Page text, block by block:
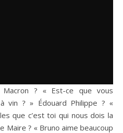
Macron ? « Est-ce que vous
vin ? » Édouard Philippe ? «
que c’est toi qui nous dois la
Maire ? « Bruno aime beaucoup